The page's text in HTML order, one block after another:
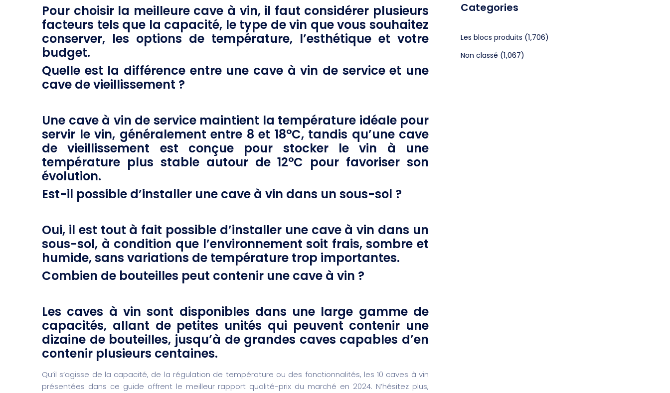
Pour choisir la meilleure cave à vin, il faut considérer plusieurs
facteurs tels que la capacité, le type de vin que vous souhaitez
conserver, les options de température, l’esthétique et votre
budget.
Quelle est la différence entre une cave à vin de service et une
cave de vieillissement ?
Une cave à vin de service maintient la température idéale pour
servir le vin, généralement entre 8 et 18°C, tandis qu’une cave
de vieillissement est conçue pour stocker le vin à une
température plus stable autour de 12°C pour favoriser son
évolution.
Est-il possible d’installer une cave à vin dans un sous-sol ?
Oui, il est tout à fait possible d’installer une cave à vin dans un
sous-sol, à condition que l’environnement soit frais, sombre et
humide, sans variations de température trop importantes.
Combien de bouteilles peut contenir une cave à vin ?
Les caves à vin sont disponibles dans une large gamme de
capacités, allant de petites unités qui peuvent contenir une
dizaine de bouteilles, jusqu’à de grandes caves capables d’en
contenir plusieurs centaines.
Qu’il s’agisse de la capacité, de la régulation de température ou des fonctionnalités, les 10 caves à vin
présentées dans ce guide offrent le meilleur rapport qualité-prix du marché en 2024. N’hésitez plus,
Categories
Les blocs produits (1,706)
Non classé (1,067)